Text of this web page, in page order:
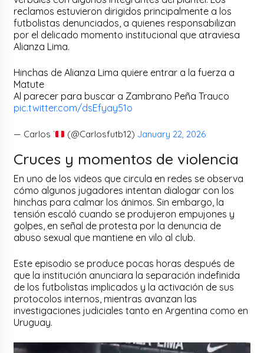
reclamos estuvieron dirigidos principalmente a los
futbolistas denunciados, a quienes responsabilizan
por el delicado momento institucional que atraviesa
Alianza Lima.
Hinchas de Alianza Lima quiere entrar a la fuerza a
Matute
Al parecer para buscar a Zambrano Peña Trauco
pic.twitter.com/dsEfyay51o
— Carlos ` (@Carlosfutb12) January 22, 2026
Cruces y momentos de violencia
En uno de los videos que circula en redes se observa
cómo algunos jugadores intentan dialogar con los
hinchas para calmar los ánimos. Sin embargo, la
tensión escaló cuando se produjeron empujones y
golpes, en señal de protesta por la denuncia de
abuso sexual que mantiene en vilo al club.
Este episodio se produce pocas horas después de
que la institución anunciara la separación indefinida
de los futbolistas implicados y la activación de sus
protocolos internos, mientras avanzan las
investigaciones judiciales tanto en Argentina como en
Uruguay.